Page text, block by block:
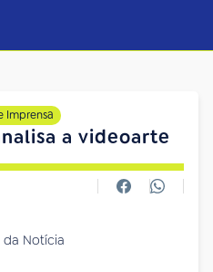
Imprensa
a videoarte